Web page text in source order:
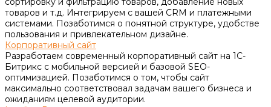
товаров и т.д. Интегрируем с вашей CRM и платежными
системами. Позаботимся о понятной структуре, удобстве
пользования и привлекательном дизайне.
Корпоративный сайт
Разработаем современный корпоративный сайт на 1С-
Битрикс с мобильной версией и базовой SEO-
оптимизацией. Позаботимся о том, чтобы сайт
максимально соответствовал задачам вашего бизнеса и
ожиданиям целевой аудитории.